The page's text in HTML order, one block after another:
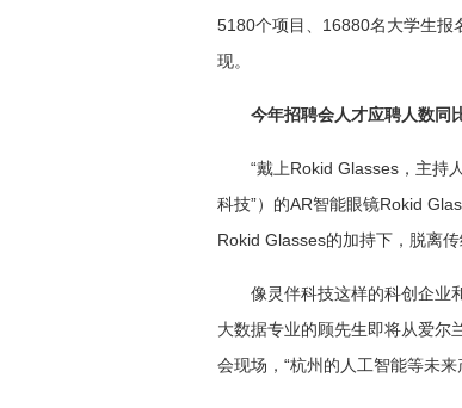
5180个项目、16880名大学生报
现。
今年招聘会人才应聘人数同
“戴上Rokid Glasses，主持
科技”）的AR智能眼镜Rokid
Rokid Glasses的加持下，脱离
像灵伴科技这样的科创企业
大数据专业的顾先生即将从爱尔
会现场，“杭州的人工智能等未